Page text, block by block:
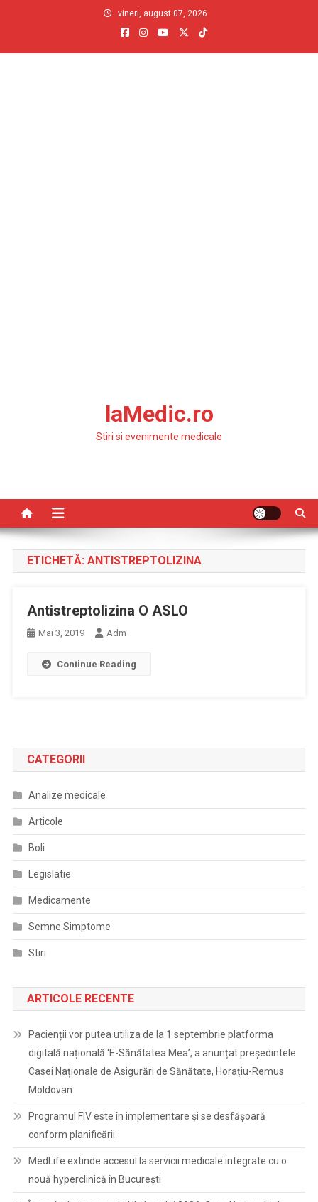
vineri, august 07, 2026
laMedic.ro
Stiri si evenimente medicale
ETICHETĂ: ANTISTREPTOLIZINA
Antistreptolizina O ASLO
Mai 3, 2019 Adm
Continue Reading
CATEGORII
Analize medicale
Articole
Boli
Legislatie
Medicamente
Semne Simptome
Stiri
ARTICOLE RECENTE
Pacienții vor putea utiliza de la 1 septembrie platforma
digitală națională ‘E-Sănătatea Mea’, a anunțat președintele
Casei Naționale de Asigurări de Sănătate, Horațiu-Remus
Moldovan
Programul FIV este în implementare și se desfășoară
conform planificării
MedLife extinde accesul la servicii medicale integrate cu o
nouă hyperclinică în București